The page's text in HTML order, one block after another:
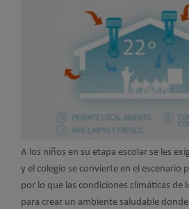
A los niños en su etapa escolar se les
y el colegio se convierte en el escenario
por lo que las condiciones climáticas de
para crear un ambiente saludable